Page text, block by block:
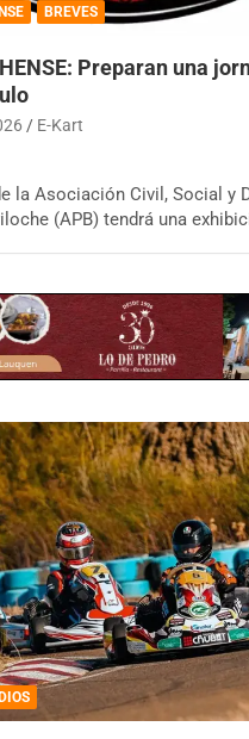
BREVES
Preparan una
E-Kart
la Asociación Civil, Social y
(APB) tendrá una